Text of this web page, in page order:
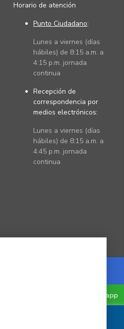
Horario de atención
Punto Ciudadano:
Lunes a viernes (días
hábiles) de 8:15 a.m. a
4:15 p.m. jornada
continua
Recepción de
correspondencia por
medios electrónicos:
Lunes a viernes (días
hábiles) de 8:15 a.m. a
4:45 p.m. jornada
continua
Powered by Nexura